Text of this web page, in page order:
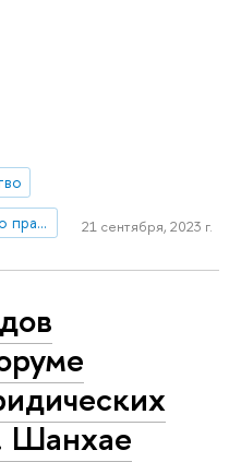
Департамент международного права
21 сентября, 2023 г.
Шанхае